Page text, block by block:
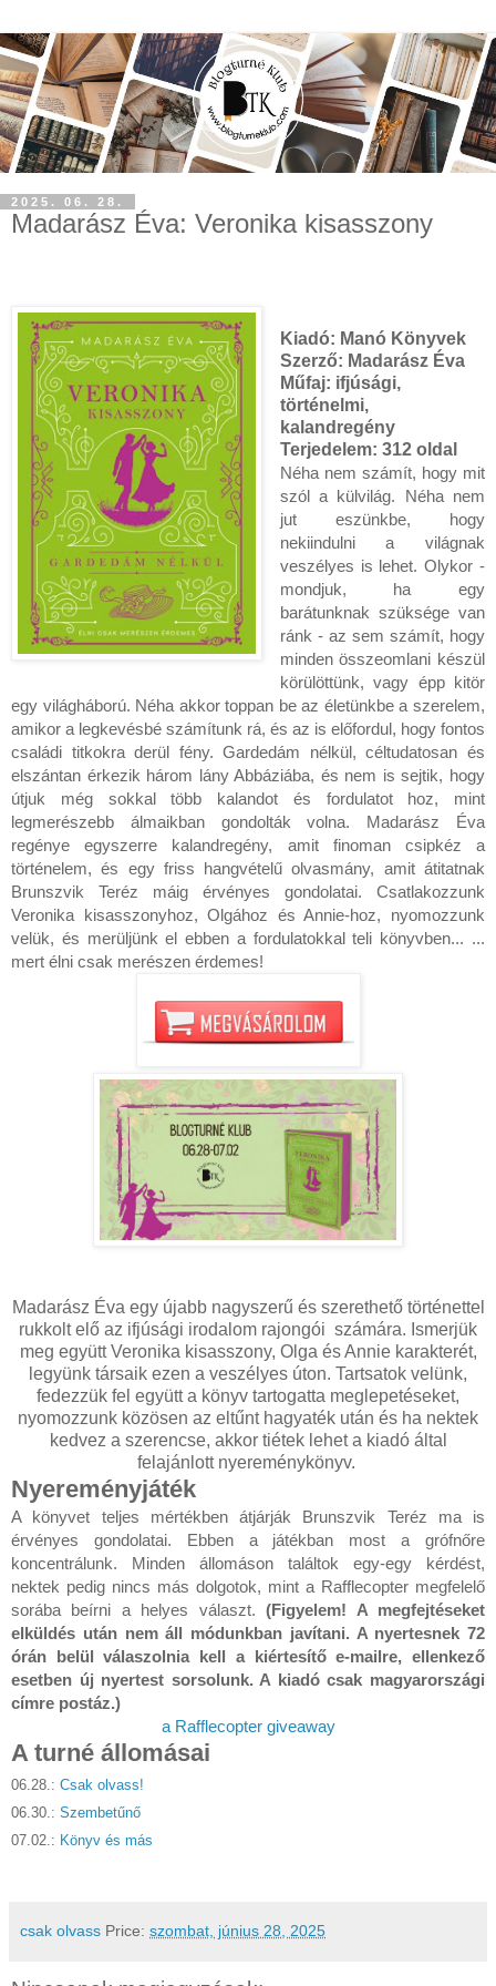
2025. 06. 28.
Madarász Éva: Veronika kisasszony
Kiadó: Manó Könyvek
Szerző: Madarász Éva
Műfaj: ifjúsági,
történelmi,
kalandregény
Terjedelem: 312 oldal
Néha nem számít, hogy mit
szól a külvilág. Néha nem
jut eszünkbe, hogy
nekiindulni a világnak
veszélyes is lehet. Olykor -
mondjuk, ha egy
barátunknak szüksége van
ránk - az sem számít, hogy
minden összeomlani készül
körülöttünk, vagy épp kitör
egy világháború. Néha akkor toppan be az életünkbe a szerelem,
amikor a legkevésbé számítunk rá, és az is előfordul, hogy fontos
családi titkokra derül fény. Gardedám nélkül, céltudatosan és
elszántan érkezik három lány Abbáziába, és nem is sejtik, hogy
útjuk még sokkal több kalandot és fordulatot hoz, mint
legmerészebb álmaikban gondolták volna. Madarász Éva
regénye egyszerre kalandregény, amit finoman csipkéz a
történelem, és egy friss hangvételű olvasmány, amit átitatnak
Brunszvik Teréz máig érvényes gondolatai. Csatlakozzunk
Veronika kisasszonyhoz, Olgához és Annie-hoz, nyomozzunk
velük, és merüljünk el ebben a fordulatokkal teli könyvben... ...
mert élni csak merészen érdemes!
Madarász Éva egy újabb nagyszerű és szerethető történettel
rukkolt elő az ifjúsági irodalom rajongói számára. Ismerjük
meg együtt Veronika kisasszony, Olga és Annie karakterét,
legyünk társaik ezen a veszélyes úton. Tartsatok velünk,
fedezzük fel együtt a könyv tartogatta meglepetéseket,
nyomozzunk közösen az eltűnt hagyaték után és ha nektek
kedvez a szerencse, akkor tiétek lehet a kiadó által
felajánlott nyereménykönyv.
Nyereményjáték
A könyvet teljes mértékben átjárják Brunszvik Teréz ma is
érvényes gondolatai. Ebben a játékban most a grófnőre
koncentrálunk. Minden állomáson találtok egy-egy kérdést,
nektek pedig nincs más dolgotok, mint a Rafflecopter megfelelő
sorába beírni a helyes választ. (Figyelem! A megfejtéseket
elküldés után nem áll módunkban javítani. A nyertesnek 72
órán belül válaszolnia kell a kiértesítő e-mailre, ellenkező
esetben új nyertest sorsolunk. A kiadó csak magyarországi
címre postáz.)
a Rafflecopter giveaway
A turné állomásai
06.28.: Csak olvass!
06.30.: Szembetűnő
07.02.: Könyv és más
csak olvass Price: szombat, június 28, 2025